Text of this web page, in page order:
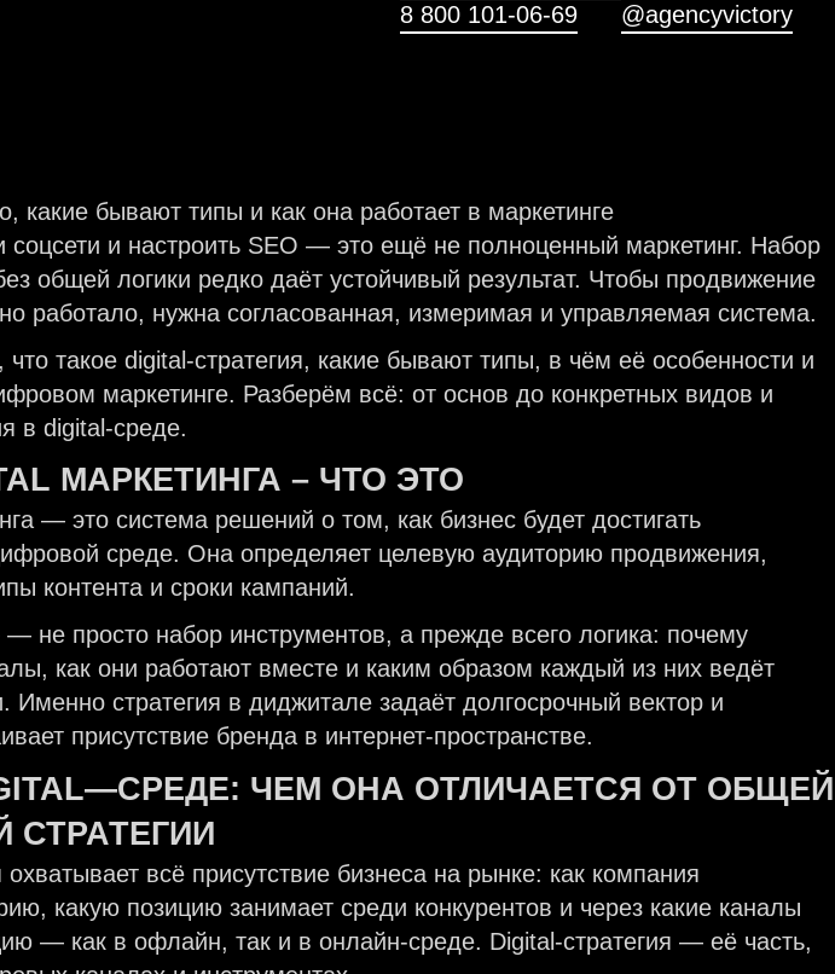
8 800 101-06-69
@agencyvictory
соцсети и настроить SEO — это ещё не полноценный маркетинг. Набор
общей логики редко даёт устойчивый результат. Чтобы продвижение
работало, нужна согласованная, измеримая и управляемая система.
что такое digital-стратегия, какие бывают типы, в чём её особенности и
маркетинге. Разберём всё: от основ до конкретных видов и
в digital-среде.
МАРКЕТИНГА – ЧТО ЭТО
— это система решений о том, как бизнес будет достигать
среде. Она определяет целевую аудиторию продвижения,
контента и сроки кампаний.
не просто набор инструментов, а прежде всего логика: почему
как они работают вместе и каким образом каждый из них ведёт
Именно стратегия в диджитале задаёт долгосрочный вектор и
присутствие бренда в интернет-пространстве.
—СРЕДЕ: ЧЕМ ОНА ОТЛИЧАЕТСЯ ОТ ОБЩЕЙ
СТРАТЕГИИ
охватывает всё присутствие бизнеса на рынке: как компания
какую позицию занимает среди конкурентов и через какие каналы
— как в офлайн, так и в онлайн-среде. Digital-стратегия — её часть,